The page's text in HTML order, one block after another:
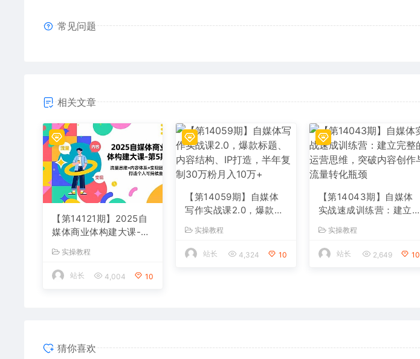
常见问题
相关文章
【第14121期】2025自
媒体商业体构建大课-第
系+变现闭环，打造个人
可持续生意
实操教程
站长 4,004 10
【第14059期】自媒体
写作实战课2.0，爆款标
造，半年复制30万粉月
入10万+
实操教程
站长 4,324 10
【第14043期】自媒体
实战速成训练营：建立
内容创作与流量转化瓶
颈
实操教程
站长 2,649 10
猜你喜欢